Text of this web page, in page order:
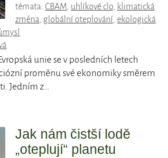
témata: CBAM, uhlíkové clo, klimatická
změna, globální oteplování, ekologická
unie se v posledních letech
proměnu své ekonomiky směrem
Jedním z…
Jak nám čistší lodě
„oteplují“ planetu